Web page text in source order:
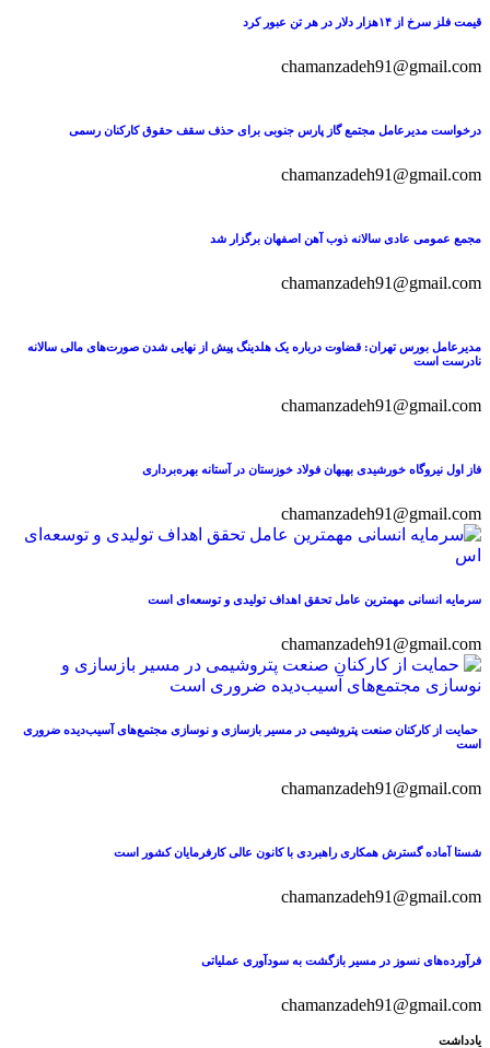
قیمت فلز سرخ از ۱۴هزار دلار در هر تن عبور کرد
chamanzadeh91@gmail.com
درخواست مدیرعامل مجتمع گاز پارس جنوبی برای حذف سقف حقوق کارکنان رسمی
chamanzadeh91@gmail.com
مجمع عمومی عادی سالانه ذوب آهن اصفهان برگزار شد
chamanzadeh91@gmail.com
مدیرعامل بورس تهران: قضاوت درباره یک هلدینگ پیش از نهایی شدن صورت‌های مالی سالانه
نادرست است
chamanzadeh91@gmail.com
فاز اول نیروگاه خورشیدی بهبهان فولاد خوزستان در آستانه بهره‌برداری
chamanzadeh91@gmail.com
سرمایه انسانی مهمترین عامل تحقق اهداف تولیدی و توسعه‌ای است
chamanzadeh91@gmail.com
حمایت از کارکنان صنعت پتروشیمی در مسیر بازسازی و نوسازی مجتمع‌های آسیب‌دیده ضروری
است
chamanzadeh91@gmail.com
شستا آماده گسترش همکاری راهبردی با کانون عالی کارفرمایان کشور است
chamanzadeh91@gmail.com
فرآورده‌های نسوز در مسیر بازگشت به سودآوری عملیاتی
chamanzadeh91@gmail.com
یادداشت